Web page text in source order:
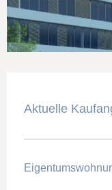
Aktuelle